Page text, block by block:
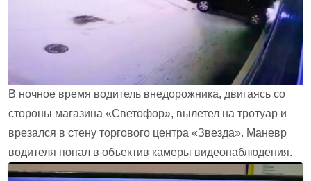
В ночное время водитель внедорожника, двигаясь со
стороны магазина «Светофор», вылетел на тротуар и
врезался в стену торгового центра «Звезда». Маневр
водителя попал в объектив камеры видеонаблюдения.